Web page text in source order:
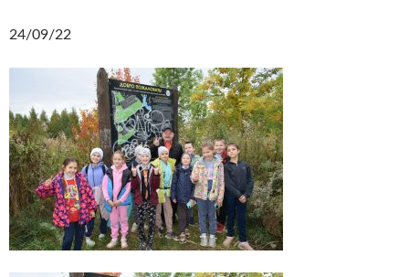
24/09/22